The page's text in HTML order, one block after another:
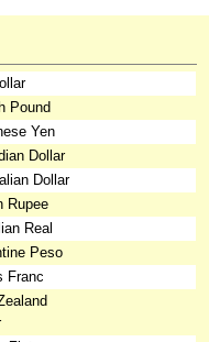
Pound
Yen
Dollar
Dollar
Rupee
Real
Peso
Franc